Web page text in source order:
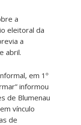
a
eleitoral da
a
abril.
em 1º
informou
de Blumenau
vínculo
de